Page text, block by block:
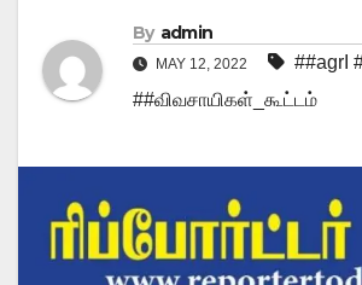
By admin
MAY 12, 2022 ##agrI
##விவசாயிகள்_கூட்டம்